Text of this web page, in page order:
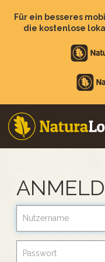
zumFür ein besseres
die kostenlose